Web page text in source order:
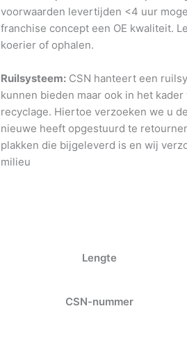
voorwaarden levertijden <4 uur
franchise concept een OE kwaliteit.
koerier of ophalen.
Ruilsysteem: CSN hanteert een
kunnen bieden maar ook in het
recyclage. Hiertoe verzoeken we u
nieuwe heeft opgestuurd te
plakken die bijgeleverd is en wij
milieu
Lengte
CSN-nummer